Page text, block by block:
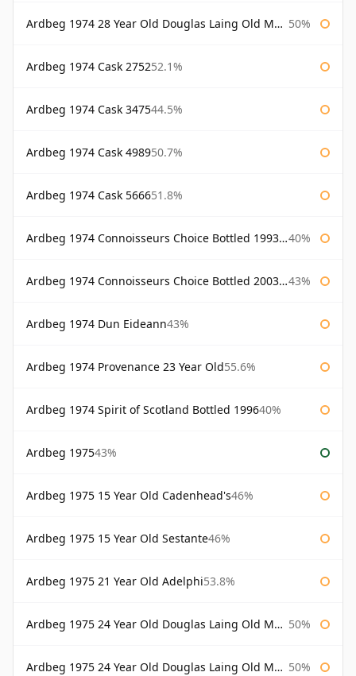
Ardbeg 1974 28 Year Old Douglas Laing Old Malt Cask 50%
Ardbeg 1974 Cask 275252.1%
Ardbeg 1974 Cask 347544.5%
Ardbeg 1974 Cask 498950.7%
Ardbeg 1974 Cask 566651.8%
Ardbeg 1974 Connoisseurs Choice Bottled 1993 Gordon & Macphail 40%
Ardbeg 1974 Connoisseurs Choice Bottled 2003 Gordon & Macphail 43%
Ardbeg 1974 Dun Eideann43%
Ardbeg 1974 Provenance 23 Year Old55.6%
Ardbeg 1974 Spirit of Scotland Bottled 199640%
Ardbeg 197543%
Ardbeg 1975 15 Year Old Cadenhead's46%
Ardbeg 1975 15 Year Old Sestante46%
Ardbeg 1975 21 Year Old Adelphi53.8%
Ardbeg 1975 24 Year Old Douglas Laing Old Malt Cask 50%
Ardbeg 1975 24 Year Old Douglas Laing Old Malt Cask Bottled 2000 50%